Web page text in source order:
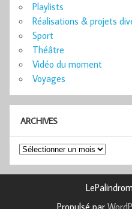
Playlists
Réalisations & projets
Sport
Théâtre
Vidéo du moment
Voyages
ARCHIVES
Archives